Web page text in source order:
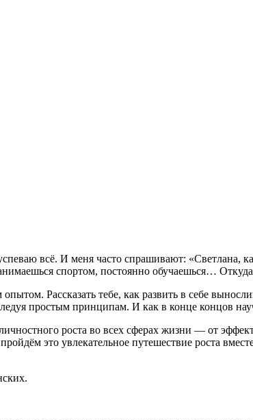
всё. И меня часто спрашивают: «Светлана,
спортом, постоянно обучаешься… Откуда
Рассказать тебе, как развить в себе
простым принципам. И как в конце концов
роста во всех сферах жизни — от
это увлекательное путешествие роста